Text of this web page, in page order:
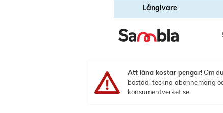
Långivare
Att låna kostar pengar!Om
bostad, teckna abonnemang
konsumentverket.se.